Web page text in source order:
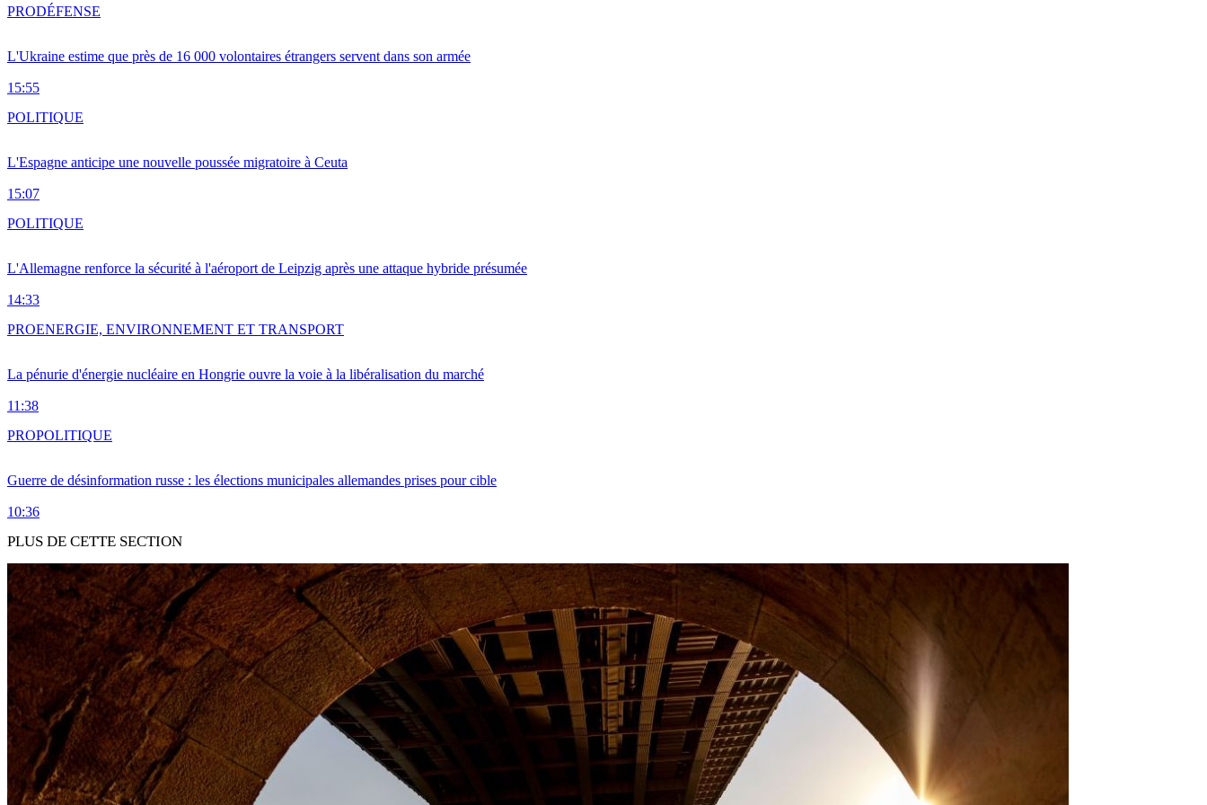
L'Ukraine estime que près de 16 000 volontaires étrangers servent dans son armée
15:55
PRODÉFENSE
L'Espagne anticipe une nouvelle poussée migratoire à Ceuta
15:07
POLITIQUE
L'Allemagne renforce la sécurité à l'aéroport de Leipzig après une attaque hybride présumée
14:33
POLITIQUE
La pénurie d'énergie nucléaire en Hongrie ouvre la voie à la libéralisation du marché
11:38
PROENERGIE, ENVIRONNEMENT ET TRANSPORT
Guerre de désinformation russe : les élections municipales allemandes prises pour cible
10:36
PROPOLITIQUE
PLUS DE CETTE SECTION